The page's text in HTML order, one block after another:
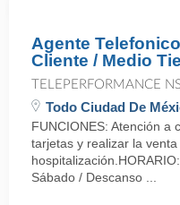
Agente
Cliente / Medio
TELEPERFORMANCE
Todo Ciudad De
FUNCIONES: Atención a
tarjetas y realizar la
hospitalización.
Sábado / Descanso ...